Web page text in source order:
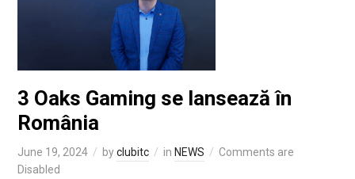
3 Oaks Gaming se lansează în
România
June 19, 2024 byclubitc in NEWS
Comments are
Disabled